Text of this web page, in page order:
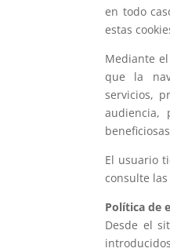
en todo
estas
Mediante
que la
servicios,
audiencia,
El usuario
consulte
Política de
Desde el